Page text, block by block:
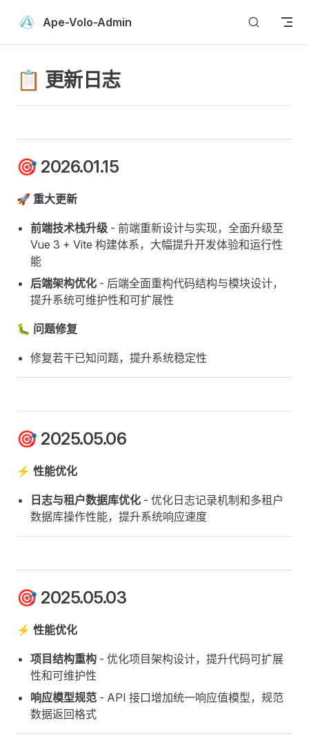
Skip to content
Ape-Volo-Admin
📋 更新日志
🎯 2026.01.15
🚀 重大更新
前端技术栈升级 - 前端重新设计与实现，全面升级至
Vue 3 + Vite 构建体系，大幅提升开发体验和运行性
能
后端架构优化 - 后端全面重构代码结构与模块设计，
提升系统可维护性和可扩展性
🐛 问题修复
修复若干已知问题，提升系统稳定性
🎯 2025.05.06
⚡ 性能优化
日志与租户数据库优化 - 优化日志记录机制和多租户
数据库操作性能，提升系统响应速度
🎯 2025.05.03
⚡ 性能优化
项目结构重构 - 优化项目架构设计，提升代码可扩展
性和可维护性
响应模型规范 - API 接口增加统一响应值模型，规范
数据返回格式